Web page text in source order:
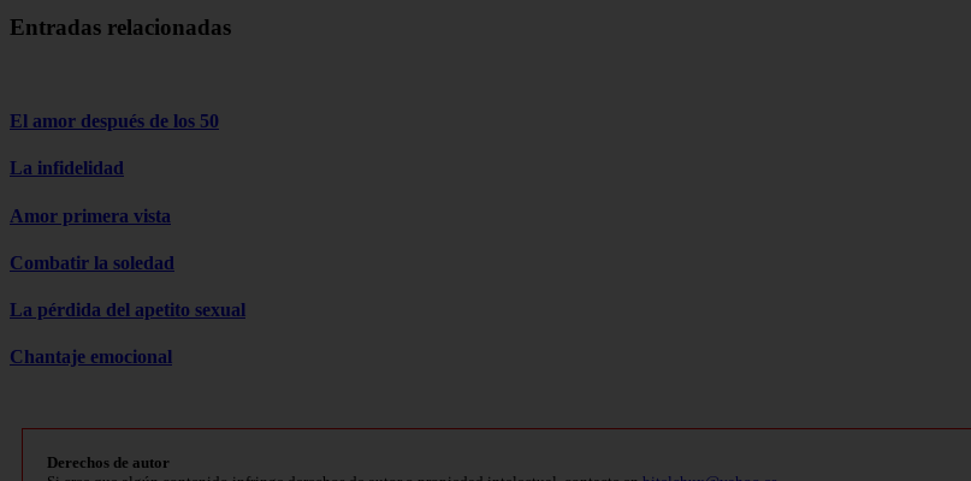
Entradas relacionadas
El amor después de los 50
La infidelidad
Amor primera vista
Combatir la soledad
La pérdida del apetito sexual
Chantaje emocional
Derechos de autor